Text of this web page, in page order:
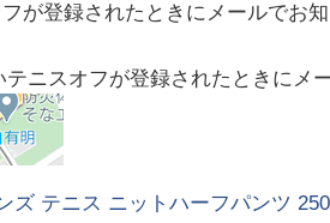
が登録されたときにメールでお
テニスオフが登録されたときにメ
ズ テニス ニットハーフパンツ